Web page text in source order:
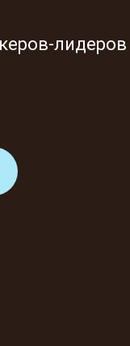
лидеров